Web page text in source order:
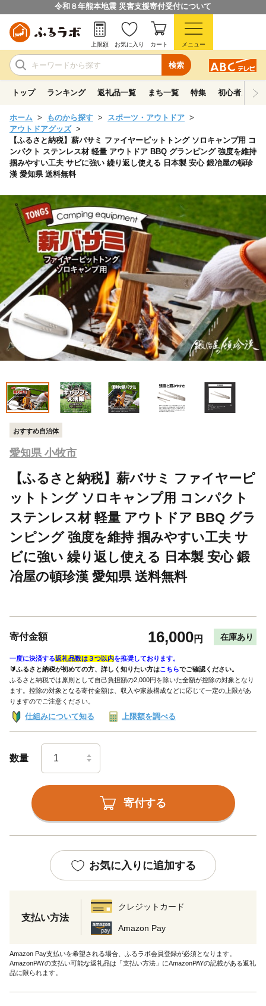
令和８年熊本地震 災害支援寄付受付について
検索
上限額 お気に入り カート メニュー
トップ ランキング 返礼品一覧 まち一覧 特集 初心者ガイド
ホーム ものから探す
スポーツ・アウトドア
アウトドアグッズ
【ふるさと納税】薪バサミ ファイヤーピットトング ソロキャンプ用 コ
ンパクト ステンレス材 軽量 アウトドア BBQ グランピング 強度を維持
掴みやすい工夫 サビに強い 繰り返し使える 日本製 安心 鍛冶屋の頓珍
漢 愛知県 送料無料
おすすめ自治体
愛知県 小牧市
【ふるさと納税】薪バサミ ファイヤーピ
ットトング ソロキャンプ用 コンパクト
ステンレス材 軽量 アウトドア BBQ グラ
ンピング 強度を維持 掴みやすい工夫 サ
ビに強い 繰り返し使える 日本製 安心 鍛
冶屋の頓珍漢 愛知県 送料無料
寄付金額 16,000円 在庫あり
一度に決済する返礼品数は３つ以内を推奨しております。
🔰ふるさと納税が初めての方、詳しく知りたい方はこちらでご確認ください。
ふるさと納税では原則として自己負担額の2,000円を除いた全額が控除の対象となり
ます。控除の対象となる寄付金額は、収入や家族構成などに応じて一定の上限があ
りますのでご注意ください。
仕組みについて知る 上限額を調べる
数量
寄付する
お気に入りに追加する
支払い方法
クレジットカード
Amazon Pay
Amazon Pay支払いを希望される場合、ふるラボ会員登録が必須となります。
AmazonPAYの支払い可能な返礼品は「支払い方法」にAmazonPAYの記載がある返礼
品に限られます。